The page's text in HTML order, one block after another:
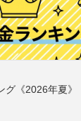
《2026年夏》